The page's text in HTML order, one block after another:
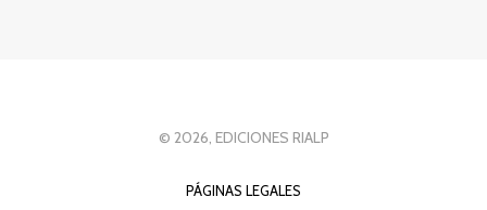
© 2026, EDICIONES RIALP
PÁGINAS LEGALES